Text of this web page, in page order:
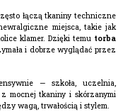
łączą tkaniny techniczne
miejsca, takie jak
klamer. Dzięki temu torba
i dobrze wyglądać przez
— szkoła, uczelnia,
mocnej tkaniny i skórzanymi
wagą, trwałością i stylem.